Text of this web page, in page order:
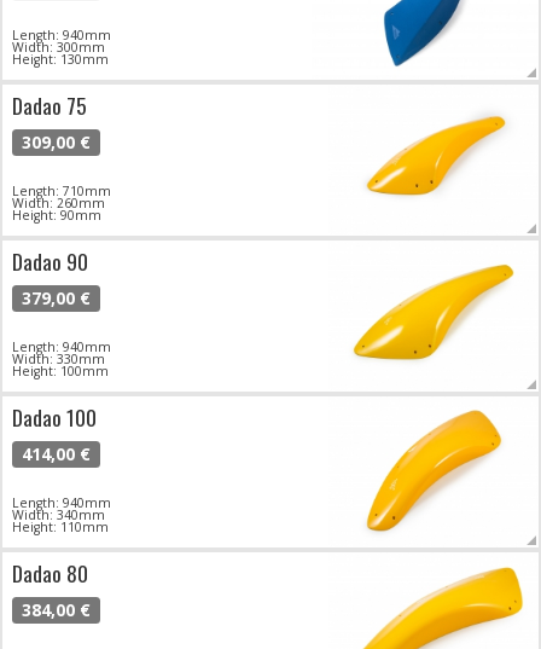
Length: 940mm
Width: 300mm
Height: 130mm
Dadao 75
309,00 €
Length: 710mm
Width: 260mm
Height: 90mm
Dadao 90
379,00 €
Length: 940mm
Width: 330mm
Height: 100mm
Dadao 100
414,00 €
Length: 940mm
Width: 340mm
Height: 110mm
Dadao 80
384,00 €